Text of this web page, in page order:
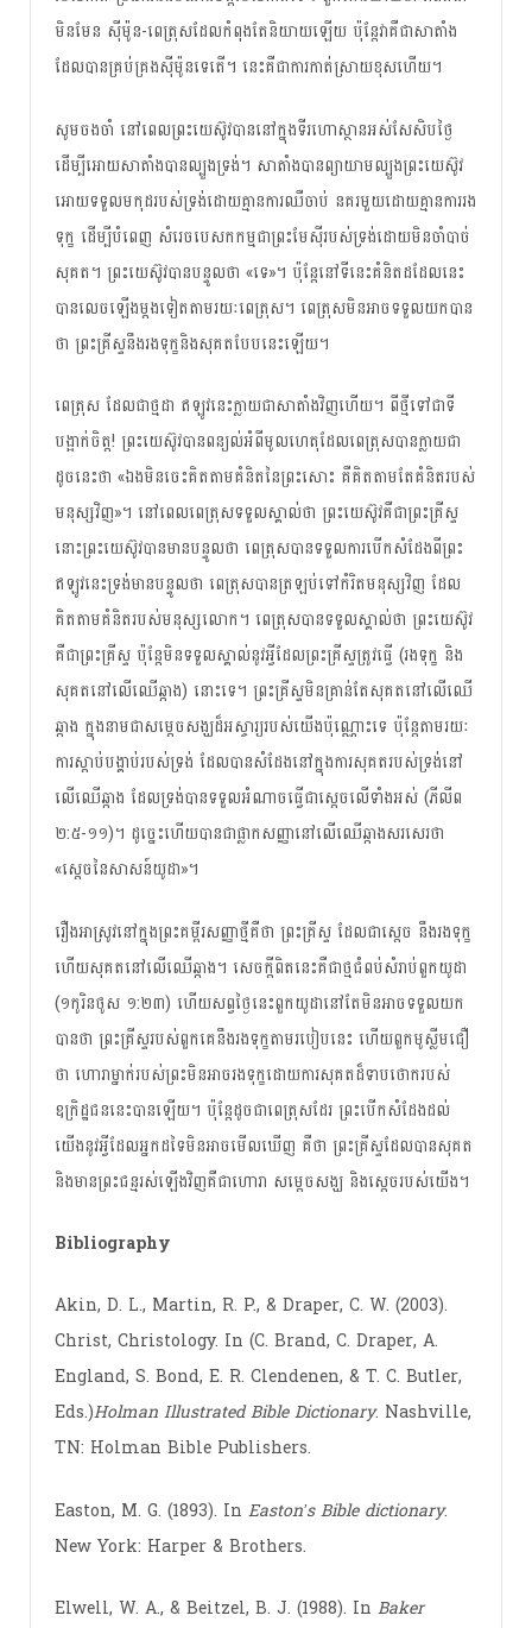
មិន​មែន​ ស៊ីម៉ូន-ពេត្រុស​ដែល​កំពុង​តែ​និយាយ​ឡើយ ប៉ុន្តែ​វា​គឺ​ជា​សាតាំង​
ដែល​​បាន​គ្រប់​គ្រង​ស៊ីម៉ូន​ទេតើ។ នេះ​គឺ​ជា​ការ​កាត់​ស្រាយ​ខុស​ហើយ​។​
សូម​ចង​ចាំ នៅពេល​ព្រះ​យេស៊ូវ​បាន​នៅ​ក្នុង​ទី​រហោស្ថាន​អស់​សែសិប​ថ្ងៃ​
ដើម្បី​អោយ​សាតាំង​បាន​ល្បួង​ទ្រង់។ សាតាំង​បាន​ព្យាយាម​ល្បួង​ព្រះយេស៊ូវ​
អោយ​ទទួល​មកុដ​របស់​ទ្រង់​ដោយ​គ្មាន​ការ​ឈឺ​ចាប់​ នគរ​មួយ​ដោយ​គ្មាន​ការ​រង​
ទុក្ខ ដើម្បី​បំពេញ សំរេច​បេសកកម្ម​​ជា​ព្រះមែស៊ី​របស់​ទ្រង់​ដោយ​មិន​ចាំ​បាច់​
សុគត។ ព្រះ​យេស៊ូវ​បាន​បន្ទូល​ថា «ទេ»។ ប៉ុន្តែ​នៅ​ទីនេះ​គំនិត​ដដែល​នេះ​​
បាន​លេច​ឡើង​ម្តង​ទៀត​តាមរយៈ​ពេត្រុស។ ពេត្រុស​មិន​អាច​ទទួល​យក​បាន​
ថា ព្រះគ្រីស្ទ​នឹង​រង​ទុក្ខ​និង​សុគត​បែប​នេះ​ឡើយ​។
ពេត្រុស​ ដែល​ជា​ថ្ម​ដា​ ឥឡូវ​នេះ​ក្លាយ​ជា​សាតាំង​វិញ​ហើយ។ ពី​ថ្មី​ទៅ​ជា​ទី​
បង្អាក់​ចិត្ត​! ព្រះ​យេស៊ូវ​បាន​ពន្យល់​អំពី​មូល​ហេតុ​ដែល​ពេត្រុស​បាន​​ក្លាយ​ជា​
ដូច​នេះ​ថា «ឯង​មិន​ចេះ​គិត​តាម​គំនិត​នៃ​ព្រះ​សោះ គឺ​គិត​តាម​តែ​គំនិត​របស់​
មនុស្ស​វិញ»។ នៅ​ពេល​ពេត្រុស​ទទួល​ស្គាល់​ថា ព្រះយេស៊ូវ​គឺ​ជា​ព្រះគ្រីស្ទ
នោះ​ព្រះយេស៊ូវ​បាន​មាន​បន្ទូល​ថា ពេត្រុស​បាន​ទទួល​ការ​បើក​សំដែង​ពី​ព្រះ​
ឥឡូវ​នេះ​ទ្រង់​មាន​បន្ទូល​ថា ពេត្រុស​បាន​ត្រឡប់​ទៅ​កំរិត​មនុស្ស​វិញ​ ដែល​
គិត​តាម​គំនិត​របស់​មនុស្ស​លោក​។ ពេត្រុស​បាន​ទទួល​ស្គាល់​ថា ព្រះ​យេស៊ូវ​
គឺ​ជា​ព្រះគ្រីស្ទ ប៉ុន្តែ​មិន​ទទួល​ស្គាល់​នូវ​អ្វី​ដែល​​ព្រះគ្រីស្ទ​ត្រូវធ្វើ​ (រងទុក្ខ និង​
សុគត​នៅ​លើ​ឈើ​ឆ្កាង) នោះ​ទេ។ ព្រះគ្រីស្ទ​មិន​គ្រាន់​តែ​សុគត​នៅ​លើ​ឈើ​
ឆ្កាង​ ក្នុង​នាម​ជា​សម្តេច​សង្ឃ​ដ៏​អស្ចារ្យ​របស់​យើង​ប៉ុណ្ណោះទេ ប៉ុន្តែ​តាមរយៈ​
ការ​ស្តាប់​បង្គាប់​របស់​ទ្រង់​ ដែល​បាន​សំដែង​នៅ​ក្នុង​ការ​សុគត​របស់​ទ្រង់​នៅ​
លើ​ឈើ​ឆ្កាង​ ដែល​ទ្រង់​បាន​ទទួល​អំណាច​ធ្វើ​ជា​ស្តេច​លើ​ទាំង​អស់​ (​ភីលីព
២:៥-១១)។ ដូច្នេះហើយ​បាន​ជា​ផ្លាក​សញ្ញា​នៅ​លើ​ឈើ​ឆ្កាង​សរសេរ​ថា
«ស្តេច​នៃ​សាសន៍​​យូដា»។
រឿងអាស្រូវ​នៅក្នុង​ព្រះគម្ពីរ​សញ្ញាថ្មី​គឺថា ព្រះគ្រីស្ទ ដែល​ជា​ស្តេច នឹង​រង​ទុក្ខ​
ហើយ​សុគត​នៅ​លើ​ឈើ​ឆ្កាង។ សេចក្តី​ពិត​នេះ​គឺ​ជា​ថ្ម​ជំពប់​សំរាប់​ពួក​យូដា
(១កូរិនថូស ១:២៣) ហើយ​សព្វ​ថ្ងៃ​នេះ​ពួក​យូដា​នៅ​តែ​មិន​អាច​ទទួល​យក​
បាន​ថា ព្រះគ្រីស្ទ​របស់​ពួកគេ​នឹង​រង​ទុក្ខ​តាមរបៀប​នេះ ហើយ​ពួក​មូស្លីម​ជឿ​
ថា ហោរា​ម្នាក់​របស់​ព្រះ​មិន​អាច​រង​ទុក្ខ​ដោយ​កា​រ​សុគត​ដ៏​ទាប​ថោក​របស់​
ឧក្រិដ្ឋជន​នេះ​បាន​ឡើយ​។ ប៉ុន្តែ​ដូច​ជា​ពេត្រុស​ដែរ ព្រះ​បើក​សំដែង​ដល់​
យើង​នូវ​អ្វី​ដែល​អ្នក​ដទៃ​មិន​អាច​មើល​ឃើញ គឺ​ថា ព្រះ​គ្រីស្ទ​ដែល​បាន​សុគត​
និង​មាន​ព្រះជន្ម​រស់​ឡើង​វិញ​គឺ​ជា​ហោរា សម្តេច​សង្ឃ និង​ស្តេច​របស់​យើង​។
Bibliography
Akin, D. L., Martin, R. P., & Draper, C. W. (2003).
Christ, Christology. In (C. Brand, C. Draper, A.
England, S. Bond, E. R. Clendenen, & T. C. Butler,
Eds.)Holman Illustrated Bible Dictionary. Nashville,
TN: Holman Bible Publishers.
Easton, M. G. (1893). In Easton’s Bible dictionary.
New York: Harper & Brothers.
Elwell, W. A., & Beitzel, B. J. (1988). In Baker